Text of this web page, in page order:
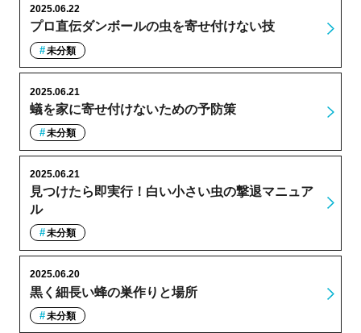
プロ直伝ダンボールの虫を寄せ付けない技
2025.06.22
未分類
蟻を家に寄せ付けないための予防策
2025.06.21
未分類
見つけたら即実行！白い小さい虫の撃退マニュア
ル
2025.06.21
未分類
黒く細長い蜂の巣作りと場所
2025.06.20
未分類